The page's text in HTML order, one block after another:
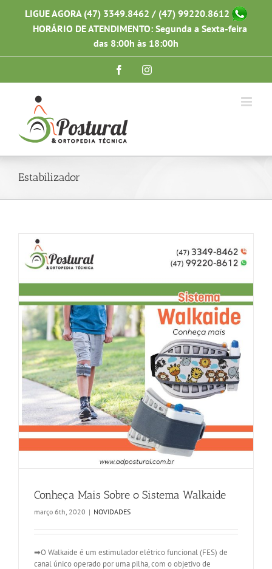
LIGUE AGORA (47) 3349.8462 / (47) 99220.8612
HORÁRIO DE ATENDIMENTO: Segunda a Sexta-feira
das 8:00h às 18:00h
FacebookInstagram
Estabilizador
Conheça Mais Sobre o Sistema Walkaide
março 6th, 2020 | NOVIDADES
➡O Walkaide é um estimulador elétrico funcional (FES) de
canal único operado por uma pilha, com o objetivo de